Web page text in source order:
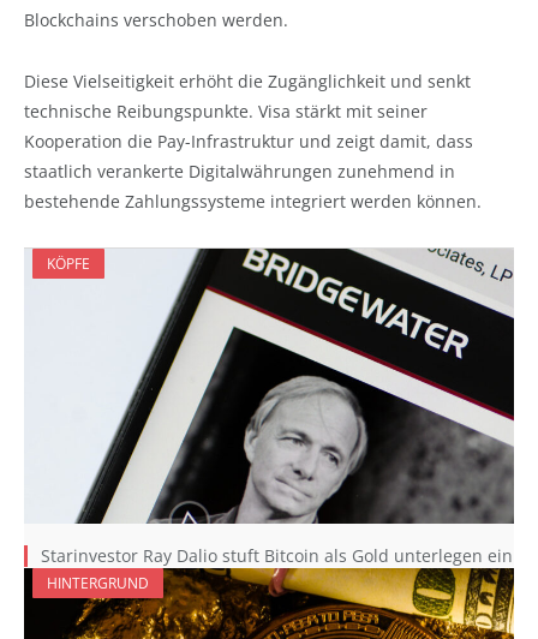
Blockchains verschoben werden.
Diese Vielseitigkeit erhöht die Zugänglichkeit und senkt
technische Reibungspunkte. Visa stärkt mit seiner
Kooperation die Pay-Infrastruktur und zeigt damit, dass
staatlich verankerte Digitalwährungen zunehmend in
bestehende Zahlungssysteme integriert werden können.
KÖPFE
Starinvestor Ray Dalio stuft Bitcoin als Gold unterlegen ein
HINTERGRUND